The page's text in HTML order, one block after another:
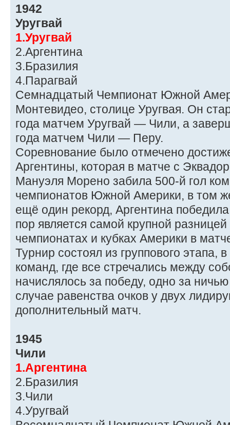
1942
Уругвай
1.Уругвай
2.Аргентина
3.Бразилия
4.Парагвай
Семнадцатый Чемпионат Южной
Монтевидео, столице Уругвая. Он
года матчем Уругвай — Чили, а
года матчем Чили — Перу.
Соревнование было отмечено
Аргентины, которая в матче с
Мануэля Морено забила 500-й гол
чемпионатов Южной Америки, в том
ещё один рекорд, Аргентина
пор является самой крупной
чемпионатах и кубках Америки в
Турнир состоял из группового этапа,
команд, где все стречались между
начислялось за победу, одно за
случае равенства очков у двух
дополнительный матч.
1945
Чили
1.Аргентина
2.Бразилия
3.Чили
4.Уругвай